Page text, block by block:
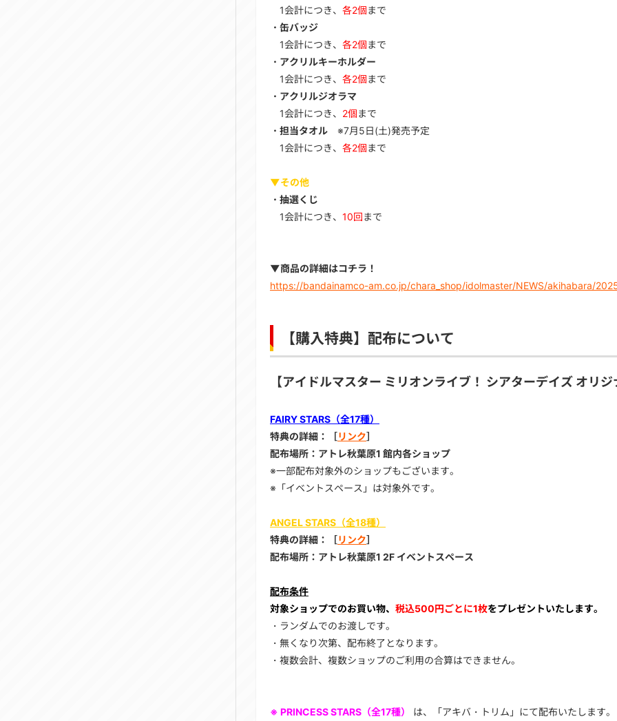
1会計につき、 各2個 まで
・缶バッジ
1会計につき、 各2個 まで
・アクリルキーホルダー
1会計につき、 各2個 まで
・アクリルジオラマ
1会計につき、 2個 まで
・担当タオル ※7月5日(土)発売予定
1会計につき、 各2個 まで
▼その他
・抽選くじ
1会計につき、 10回まで
▼商品の詳細はコチラ！
https://bandainamco-am.co.jp/chara_shop/idolmaster/NEWS/akihabara/
【購入特典】配布について
【アイドルマスター ミリオンライブ！ シアターデイズ オリ
FAIRY STARS（全17種）
特典の詳細：［リンク］
配布場所：アトレ秋葉原1 館内各ショップ
※一部配布対象外のショップもございます。
※「イベントスペース」は対象外です。
ANGEL STARS（全18種）
特典の詳細：［リンク］
配布場所：アトレ秋葉原1 2F イベントスペース
配布条件
対象ショップでのお買い物、 税込500円ごとに1枚をプレゼントいたします。
・ランダムでのお渡しです。
・無くなり次第、配布終了となります。
・複数会計、複数ショップのご利用の合算はできません。
※ PRINCESS STARS（全17種） は、「アキバ・トリム」にて配布いたします。